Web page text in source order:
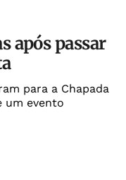
após passar
para a Chapada
um evento